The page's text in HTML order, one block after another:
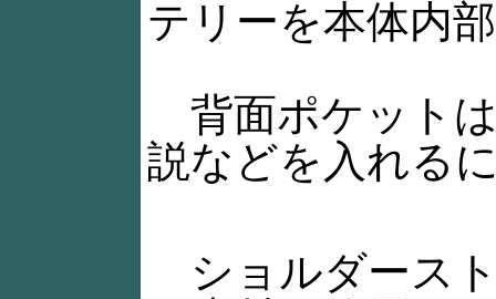
テリーを本体内
背面ポケット
説などを入れる
ショルダース